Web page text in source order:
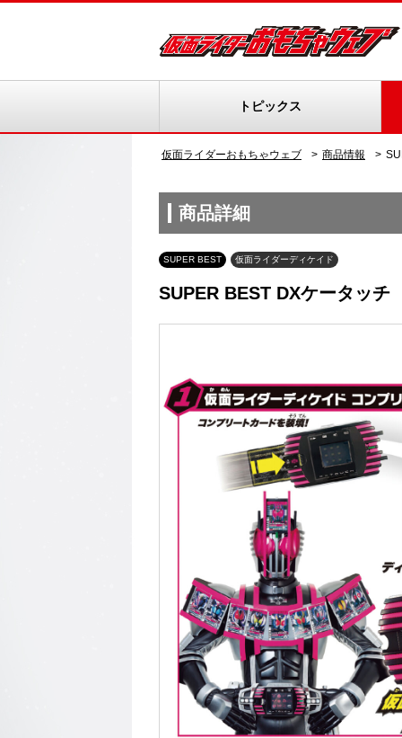
トピックス
仮面ライダーおもちゃウェブ 商品情報
商品詳細
SUPER BEST 仮面ライダーディケイド
SUPER BEST DXケータッチ